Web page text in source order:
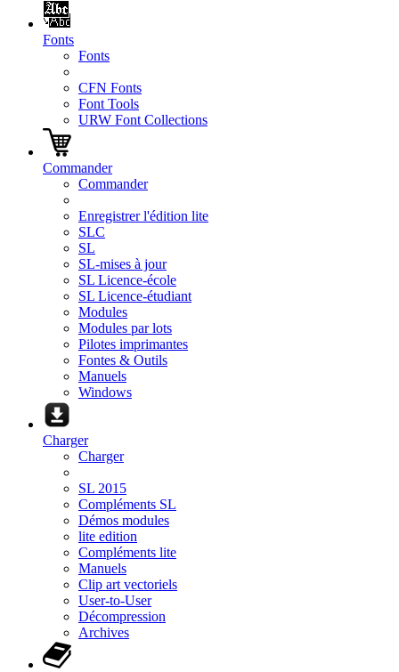
Fonts
Fonts
CFN Fonts
Font Tools
URW Font Collections
Commander
Commander
Enregistrer l'édition lite
SLC
SL
SL-mises à jour
SL Licence-école
SL Licence-étudiant
Modules
Modules par lots
Pilotes imprimantes
Fontes & Outils
Manuels
Windows
Charger
Charger
SL 2015
Compléments SL
Démos modules
lite edition
Compléments lite
Manuels
Clip art vectoriels
User-to-User
Décompression
Archives